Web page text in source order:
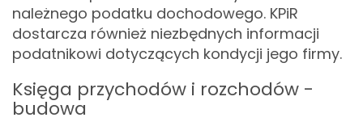
należnego podatku dochodowego. KPiR
dostarcza również niezbędnych informacji
podatnikowi dotyczących kondycji jego firmy.
Księga przychodów i rozchodów -
budowa